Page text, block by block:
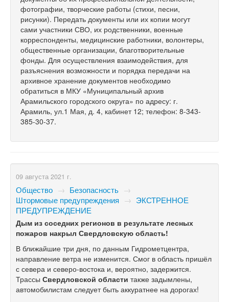
фотографии, творческие работы (стихи, песни,
рисунки). Передать документы или их копии могут
сами участники СВО, их родственники, военные
корреспонденты, медицинские работники, волонтеры,
общественные организации, благотворительные
фонды. Для осуществления взаимодействия, для
разъяснения возможности и порядка передачи на
архивное хранение документов необходимо
обратиться в МКУ «Муниципальный архив
Арамильского городского округа» по адресу: г.
Арамиль, ул.1 Мая, д. 4, кабинет 12; телефон: 8-343-
385-30-37.
09 августа 2021 г.
Общество → Безопасность →
Штормовые предупреждения → ЭКСТРЕННОЕ
ПРЕДУПРЕЖДЕНИЕ
Дым из соседних регионов в результате лесных
пожаров накрыл Свердловскую область!
В ближайшие три дня, по данным Гидрометцентра,
направление ветра не изменится. Смог в область пришёл
с севера и северо-востока и, вероятно, задержится.
Трассы Свердловской области также задымлены,
автомобилистам следует быть аккуратнее на дорогах!